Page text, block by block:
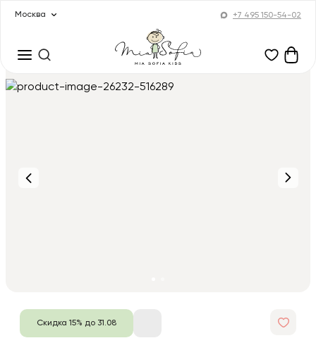
Москва +7 495 150-54-02
Скидка 15% до 31.08